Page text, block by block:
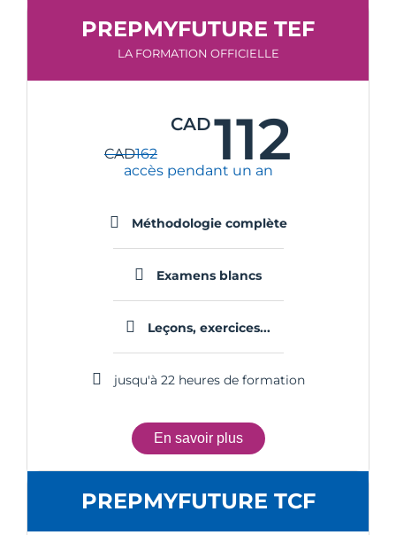
PREPMYFUTURE TEF
LA FORMATION OFFICIELLE
CAD162
CAD112
accès pendant un an
Méthodologie complète
Examens blancs
Leçons, exercices...
jusqu'à 22 heures de formation
En savoir plus
PREPMYFUTURE TCF